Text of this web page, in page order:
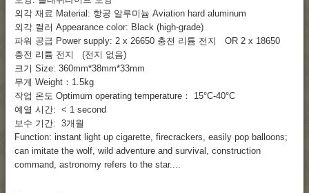
외각 재료 Material: 항공 알루미늄 Aviation hard aluminum
외각 컬러 Appearance color: Black (high-grade)
파워 공급 Power supply: 2 x 26650 충전 리튬 전지 OR 2 x 18650
충전 리튬 전지 (전지 없음)
크기 Size: 360mm*38mm*33mm
무게 Weight：1.5kg
작업 온도 Optimum operating temperature： 15°C-40°C
예열 시간: < 1 second
보수 기간: 3개월
Function: instant light up cigarette, firecrackers, easily pop balloons;
can imitate the wolf, wild adventure and survival, construction
command, astronomy refers to the star....